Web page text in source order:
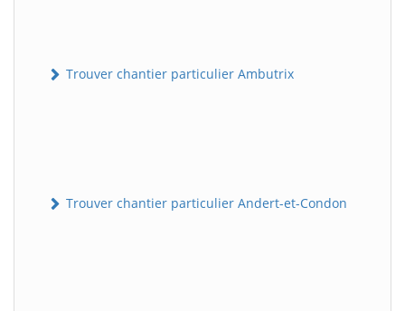
Trouver chantier particulier Ambutrix
Trouver chantier particulier Andert-et-Condon